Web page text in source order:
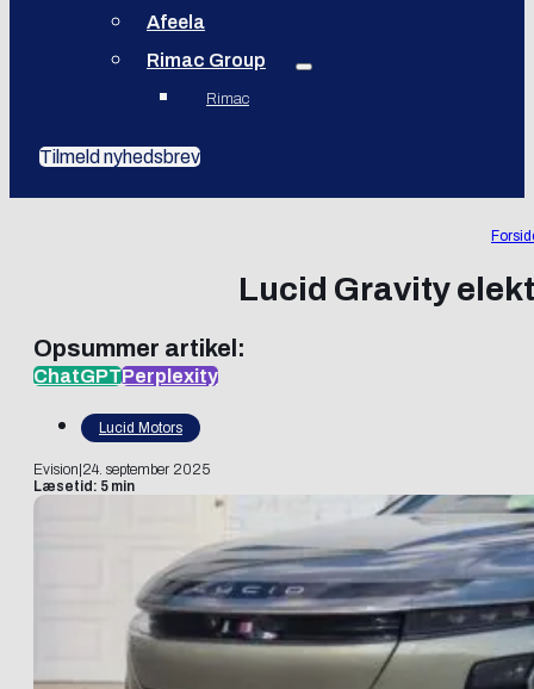
Afeela
Rimac Group
Rimac
Tilmeld nyhedsbrev
Lucid Gravity
Opsummer artikel:
ChatGPTPerplexity
Lucid Motors
Evision 24. september 2025
Læsetid: 5 min